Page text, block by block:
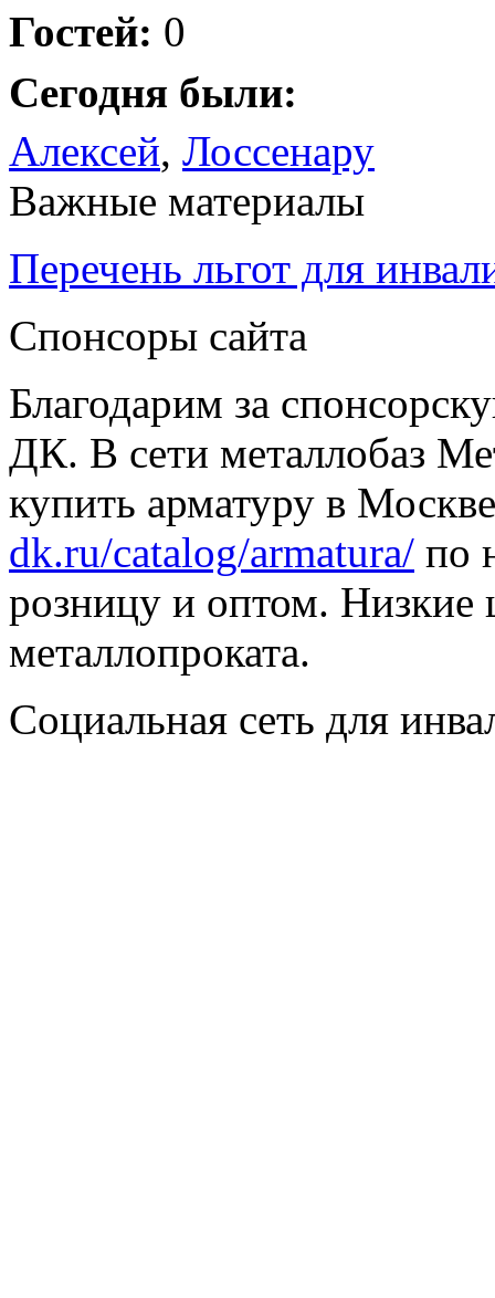
Гостей: 0
Сегодня были:
Алексей, Лоссенару
Важные материалы
Перечень льгот для
Спонсоры сайта
Благодарим за
ДК. В сети металлобаз
купить арматуру в
dk.ru/catalog/armatura/ по
розницу и оптом. Низкие
металлопроката.
Социальная сеть для